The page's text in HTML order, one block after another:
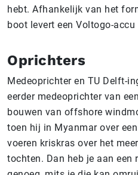
hebt. Afhankelijk van het
boot levert een Voltogo-accu
Oprichters
Medeoprichter en TU Delft-
eerder medeoprichter van
bouwen van offshore
toen hij in Myanmar over
voeren kriskras over het
tochten. Dan heb je aan